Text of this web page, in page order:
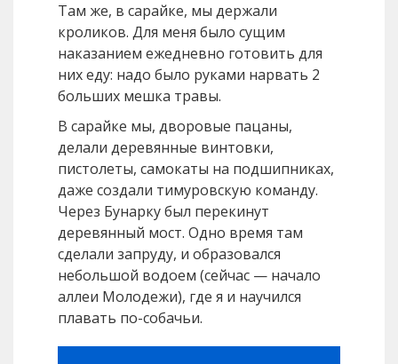
Там же, в сарайке, мы держали
кроликов. Для меня было сущим
наказанием ежедневно готовить для
них еду: надо было руками нарвать 2
больших мешка травы.
В сарайке мы, дворовые пацаны,
делали деревянные винтовки,
пистолеты, самокаты на подшипниках,
даже создали тимуровскую команду.
Через Бунарку был перекинут
деревянный мост. Одно время там
сделали запруду, и образовался
небольшой водоем (сейчас — начало
аллеи Молодежи), где я и научился
плавать по-собачьи.